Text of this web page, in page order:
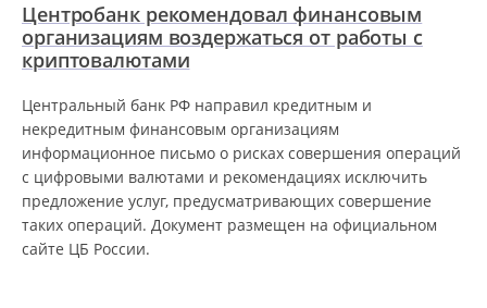
Центробанк рекомендовал финансовым
организациям воздержаться от работы с
криптовалютами
Центральный банк РФ направил кредитным и
некредитным финансовым организациям
информационное письмо о рисках совершения операций
с цифровыми валютами и рекомендациях исключить
предложение услуг, предусматривающих совершение
таких операций. Документ размещен на официальном
сайте ЦБ России.